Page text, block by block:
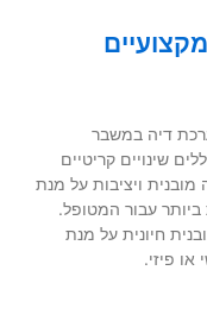
דיה במשבר
שינויים קריטיים
ויציבות על מנת
עבור המטופל.
חיונית על מנת
פיזי.